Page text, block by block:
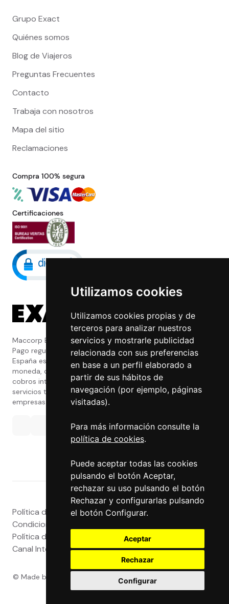
Utilizamos cookies
Utilizamos cookies propias y de
terceros para analizar nuestros
servicios y mostrarle publicidad
relacionada con sus preferencias
en base a un perfil elaborado a
partir de sus hábitos de
navegación (por ejemplo, páginas
visitadas).
Para más información consulte la
política de cookies.
Puede aceptar todas las cookies
pulsando el botón Aceptar,
rechazar su uso pulsando el botón
Rechazar y configurarlas pulsando
el botón Configurar.
Aceptar
Rechazar
Configurar
Grupo Exact
Quiénes somos
Blog de Viajeros
Preguntas Frecuentes
Contacto
Trabaja con nosotros
Mapa del sitio
Reclamaciones
Compra 100% segura
Certificaciones
Maccorp Exact Change es una Entidad de
Pago regulada y con licencia del Banco de
España especializada en cambio de
moneda, divisas, transferencias, pagos y
cobros internacionales que presta estos
servicios tanto a particulares como a
empresas.
Política de privacidad| Atención al Cliente
Condiciones de uso web
Política de Cookies
Política de Calidad
Canal Interno
| Canal Externo | Accesibilidad
© Made by - Powered by
los derechos reservados